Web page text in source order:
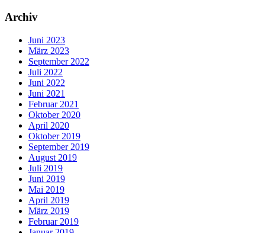
Archiv
Juni 2023
März 2023
September 2022
Juli 2022
Juni 2022
Juni 2021
Februar 2021
Oktober 2020
April 2020
Oktober 2019
September 2019
August 2019
Juli 2019
Juni 2019
Mai 2019
April 2019
März 2019
Februar 2019